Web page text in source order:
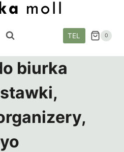
TEL 0
biurka